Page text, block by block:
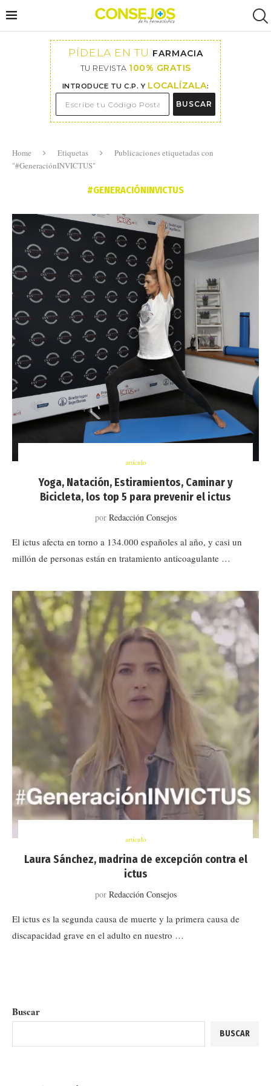
PÍDELA EN TU FARMACIA
TU REVISTA 100% GRATIS
INTRODUCE TU C.P. Y LOCALÍZALA:
BUSCAR
Home Etiquetas
Publicaciones etiquetadas con
"#GeneraciónINVICTUS"
#GENERACIÓNINVICTUS
artículo
Yoga, Natación, Estiramientos, Caminar y
Bicicleta, los top 5 para prevenir el ictus
por Redacción Consejos
El ictus afecta en torno a 134.000 españoles al año, y casi un
millón de personas están en tratamiento anticoagulante …
artículo
Laura Sánchez, madrina de excepción contra el
ictus
por Redacción Consejos
El ictus es la segunda causa de muerte y la primera causa de
discapacidad grave en el adulto en nuestro …
Buscar
BUSCAR